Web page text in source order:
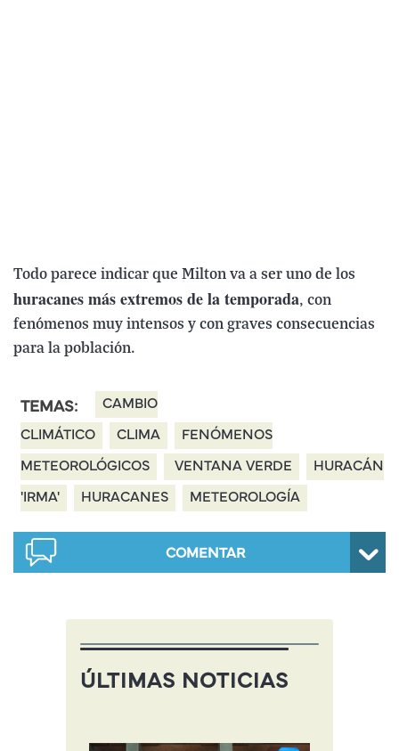
Todo parece indicar que Milton va a ser uno de los
huracanes más extremos de la temporada, con
fenómenos muy intensos y con graves consecuencias
para la población.
TEMAS: CAMBIO
CLIMÁTICO CLIMA FENÓMENOS
METEOROLÓGICOS VENTANA VERDE HURACÁN
'IRMA' HURACANES METEOROLOGÍA
COMENTAR
ÚLTIMAS NOTICIAS